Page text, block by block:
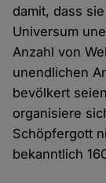
damit, dass
Universum
Anzahl von
unendlichen
bevölkert
organisiere
Schöpfergott
bekanntlich